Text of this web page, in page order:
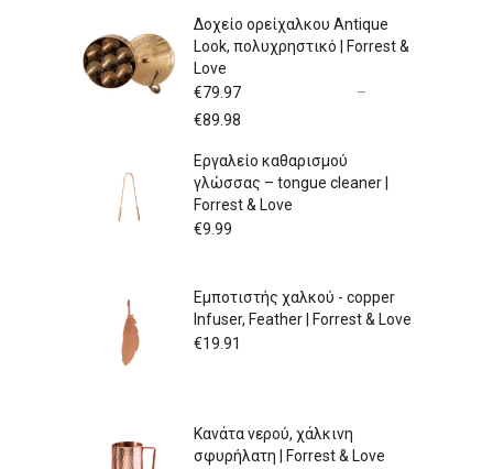
Δοχείο ορείχαλκου Antique
Look, πολυχρηστικό | Forrest &
Love
€79.97
–
€89.98
through
Εργαλείο καθαρισμού
γλώσσας – tongue cleaner |
Forrest & Love
€9.99
Εμποτιστής χαλκού - copper
Infuser, Feather | Forrest & Love
€19.91
Κανάτα νερού, χάλκινη
σφυρήλατη | Forrest & Love